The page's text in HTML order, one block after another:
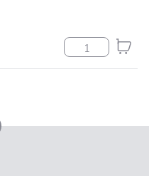
Uni weiß
nach oben